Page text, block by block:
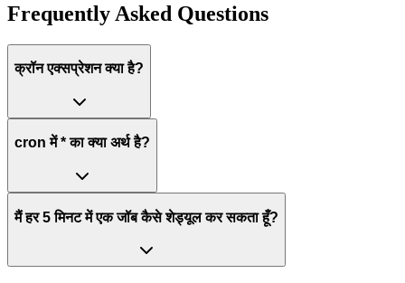
Frequently Asked Questions
क्रॉन एक्सप्रेशन क्या है?
cron में * का क्या अर्थ है?
मैं हर 5 मिनट में एक जॉब कैसे शेड्यूल कर सकता हूँ?